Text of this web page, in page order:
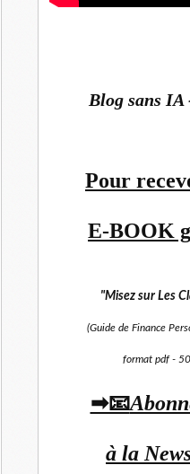
Blog sans IA
Pour
E-BOOK
"Misez sur Les
(Guide de Finance
format pdf -
➡📧
à la